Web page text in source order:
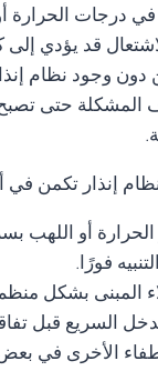
في درجات الحرارة
قد يؤدي إلى
وجود نظام
المشكلة حتى
إنذار تكمن في
أو اللهب
فورًا.
المبنى بشكل
السريع قبل
الأخرى في